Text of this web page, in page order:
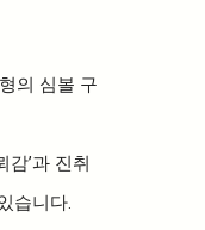
의 심볼 구
감’과 진취
습니다.